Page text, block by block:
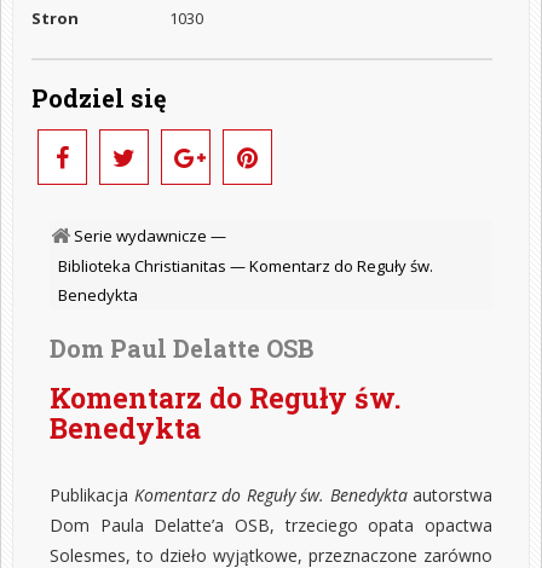
Stron
1030
Podziel się
Serie wydawnicze —
Biblioteka Christianitas —Komentarz do Reguły św.
Benedykta
Dom Paul Delatte OSB
Komentarz do Reguły św.
Benedykta
Publikacja Komentarz do Reguły św. Benedyktaautorstwa
Dom Paula Delatte’a OSB, trzeciego opata opactwa
Solesmes, to dzieło wyjątkowe, przeznaczone zarówno